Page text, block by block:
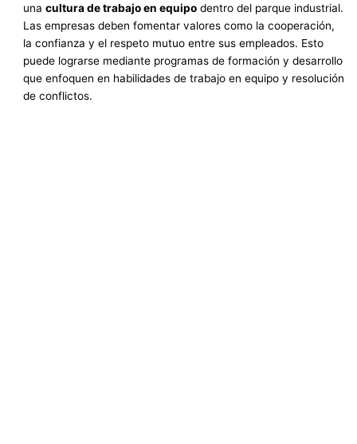
unacultura de trabajo en equipo dentro del parque industrial.
Las empresas deben fomentar valores como la cooperación,
la confianza y el respeto mutuo entre sus empleados. Esto
puede lograrse mediante programas de formación y desarrollo
que enfoquen en habilidades de trabajo en equipo y resolución
de conflictos.